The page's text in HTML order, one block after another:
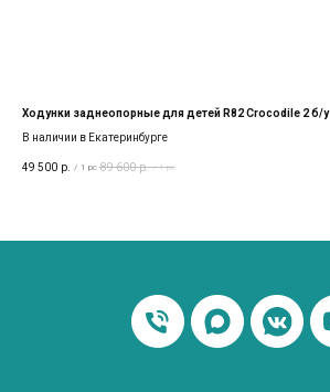
Ходунки заднеопорные для детей R82 Crocodile 2 б/у
В наличии в Екатеринбурге
49 500 р. / 1 pc 89 600 р. / 1 pc